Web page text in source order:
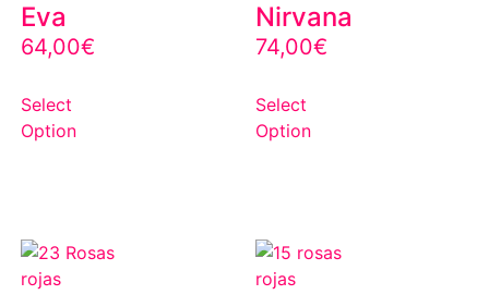
Eva
64,00€
Select
Option
Nirvana
74,00€
Select
Option